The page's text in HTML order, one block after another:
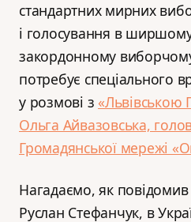
стандартних мирних
і голосування в
закордонному
потребує спеціального
у розмові з
Ольга Айвазовська,
Громадянської мережі
Нагадаємо, як
Руслан Стефанчук, в